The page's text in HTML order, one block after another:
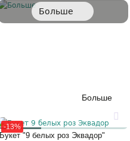
Больше
Больше
-13%
Букет "9 белых роз Эквадор"